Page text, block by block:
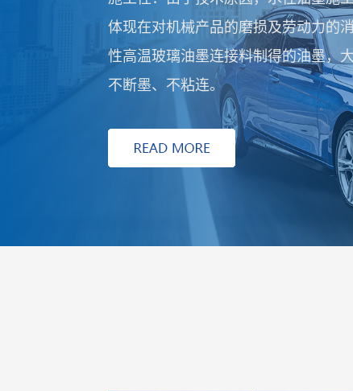
结堵网，水溶性不佳，自来水难以清
洗。而KDD科鼎功材采用水性高温
试停机3小时，重新开机可继续丝印
利用率大大提高。